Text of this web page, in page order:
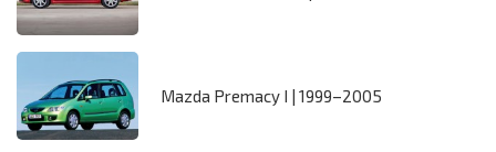
Mazda Premacy I | 1999–2005